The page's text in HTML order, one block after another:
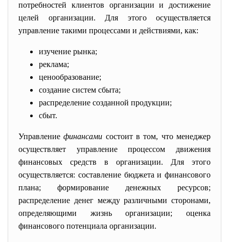
потребностей клиентов организации и достижение
целей организации. Для этого осуществляется
управление такими процессами и действиями, как:
изучение рынка;
реклама;
ценообразование;
создание систем сбыта;
распределение созданной продукции;
сбыт.
Управлениефинансами состоит в том, что менеджер
осуществляет управление процессом движения
финансовых средств в организации. Для этого
осуществляется: составление бюджета и финансового
плана; формирование денежных ресурсов;
распределение денег между различными сторонами,
определяющими жизнь организации; оценка
финансового потенциала организации.